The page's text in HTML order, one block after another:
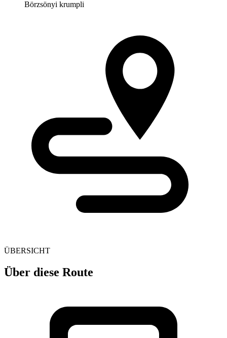
Börzsönyi krumpli
ÜBERSICHT
Über diese Route